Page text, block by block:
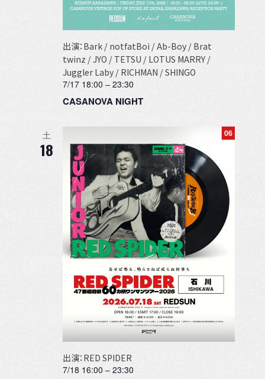
7/17 18:00 – 23:30
CASANOVA NIGHT
出演：Bark / notfatBoi / Ab-Boy / Brat
twinz / JYO / TETSU / LOTUS MARRY /
Juggler Laby / RICHMAN / SHINGO
土
18
7/18 16:00 – 23:30
出演：RED SPIDER